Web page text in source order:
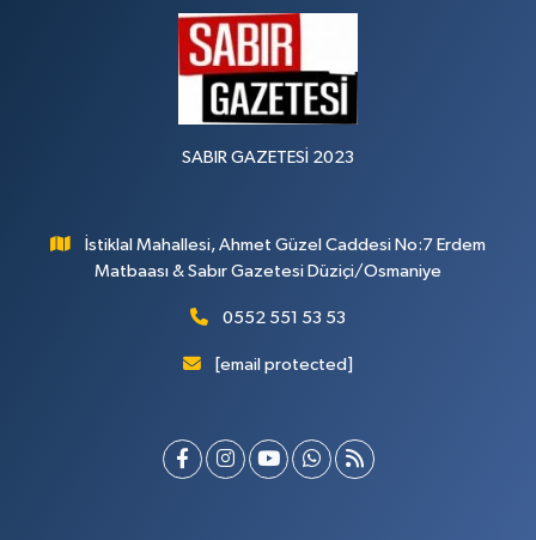
SABIR GAZETESİ 2023
İstiklal Mahallesi, Ahmet Güzel Caddesi No:7 Erdem
Matbaası & Sabır Gazetesi Düziçi/Osmaniye
0552 551 53 53
[email protected]